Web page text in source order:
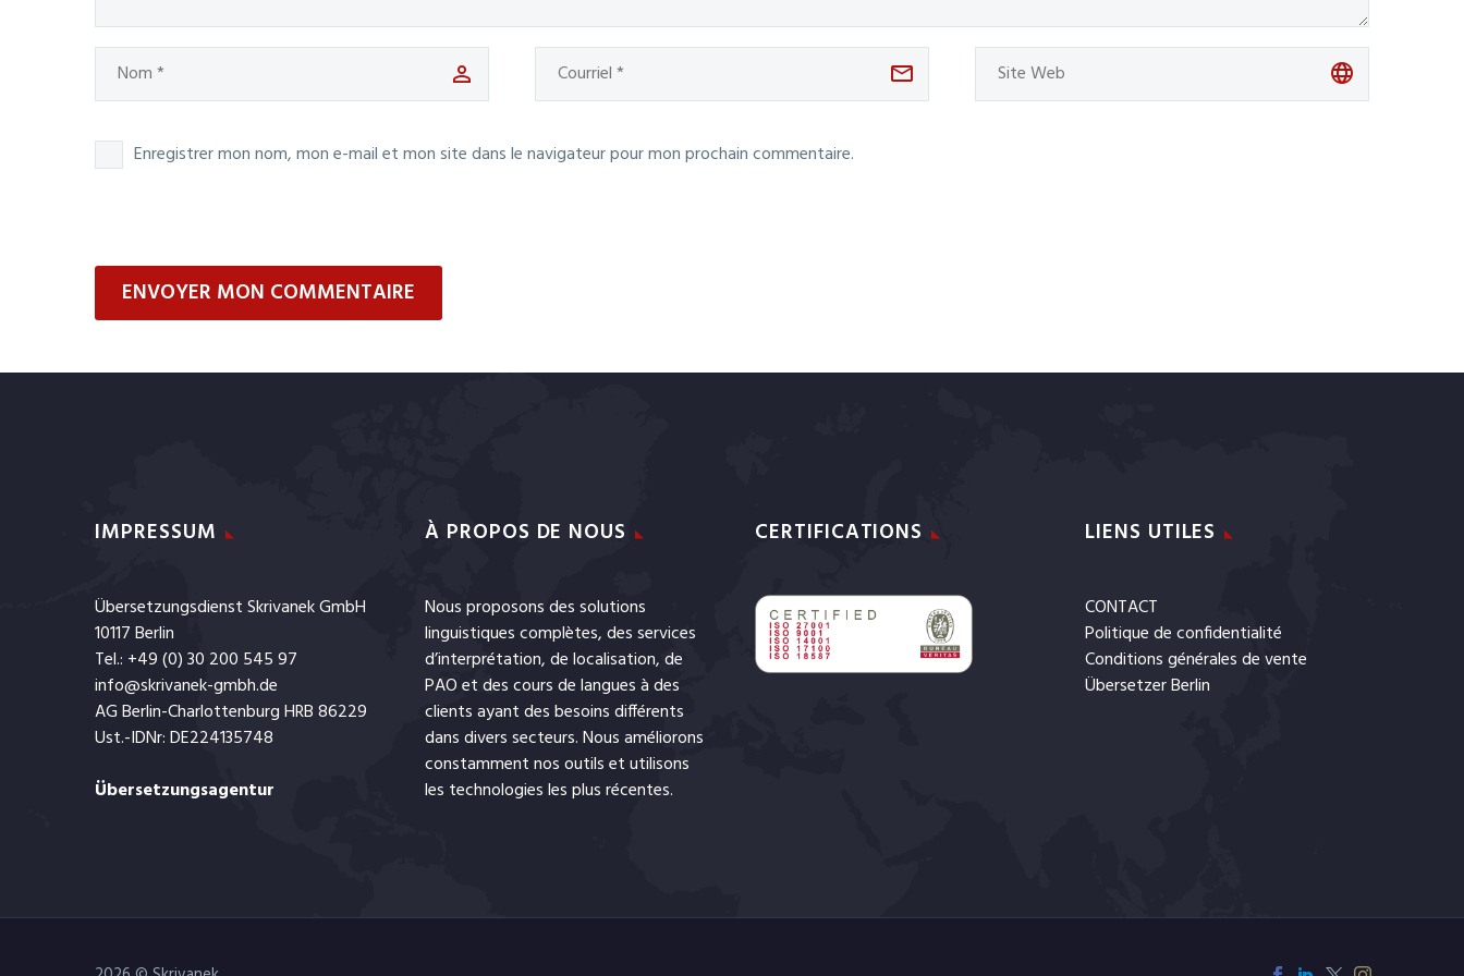
Enregistrer mon nom, mon e-mail et mon site dans le navigateur pour mon prochain commentaire.
ENVOYER MON COMMENTAIRE
IMPRESSUM
Übersetzungsdienst Skrivanek GmbH
10117 Berlin
Tel.: +49 (0) 30 200 545 97
info@skrivanek-gmbh.de
AG Berlin-Charlottenburg HRB 86229
Ust.-IDNr: DE224135748
Übersetzungsagentur
À PROPOS DE NOUS
Nous proposons des solutions
linguistiques complètes, des services
d’interprétation, delocalisation, de
PAOetdes cours de languesà des
clients ayant des besoins différents
dans divers secteurs. Nous améliorons
constamment nos outils et utilisons
les technologies les plus récentes.
CERTIFICATIONS LIENS UTILES
CONTACT
Politique de confidentialité
Conditions générales de vente
Übersetzer Berlin